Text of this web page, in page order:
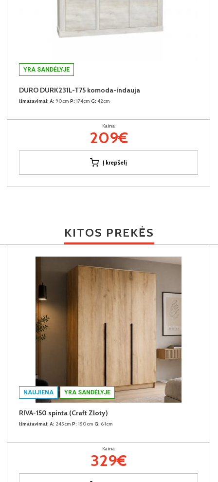
YRA SANDĖLYJE
DURO DURK231L-T75 komoda-indauja
Išmatavimai: A: 90cm P: 174cm G: 42cm
Kaina:
209€
Į krepšelį
KITOS PREKĖS
NAUJIENA YRA SANDĖLYJE
RIVA-150 spinta (Craft Zloty)
Išmatavimai: A: 245cm P: 150cm G: 61cm
Kaina:
329€